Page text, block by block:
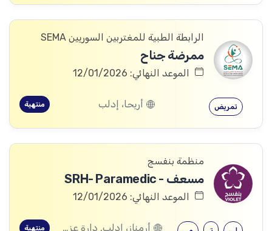
الرابطة الطبية للمغتربين السوريين SEMA
ممرضة جناح
الموعد النهائي: 12/01/2026
تمريض أريحا، إدلب منتهية
منظمة بنفسج
مسعف - SRH- Paramedic
الموعد النهائي: 12/01/2026
أرمناز، إدلب, دارة عزة، حلب, جسرالشغور، إدلب منتهية